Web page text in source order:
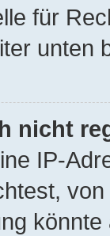
für
unten
nicht
IP-